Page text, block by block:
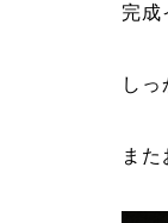
完成
しっ
また